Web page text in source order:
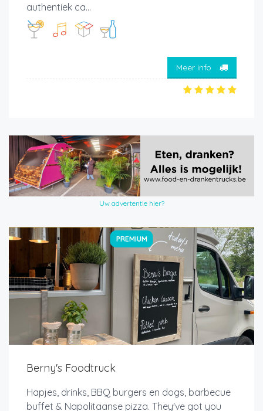
authentiek ca...
Meer info
Uw advertentie hier?
PREMIUM
Berny's Foodtruck
Hapjes, drinks, BBQ burgers en dogs, barbecue
buffet & Napolitaanse pizza. They've got you